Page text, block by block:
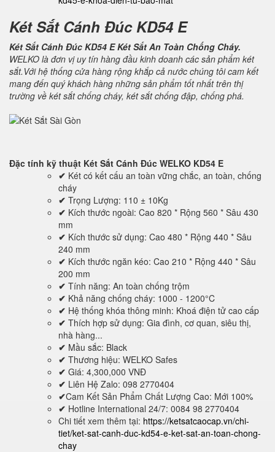
Két Sắt Cánh Đúc KD54 E
Két Sắt Cánh Đúc KD54 E Két Sắt An Toàn Chống Cháy.
WELKO là đơn vị uy tín hàng đầu kinh doanh các sản phẩm két
sắt.Với hệ thống cửa hàng rộng khắp cả nước chúng tôi cam kết
mang đến quý khách hàng những sản phẩm tốt nhất trên thị
trường về két sắt chống cháy, két sắt chống đập, chống phá.
Đặc tính kỹ thuật Két Sắt Cánh Đúc WELKO KD54 E
✔ Két có kết cấu an toàn vững chắc, an toàn, chống
cháy
✔ Trọng Lượng: 110 ± 10Kg
✔ Kích thước ngoài: Cao 820 * Rộng 560 * Sâu 430
mm
✔ Kích thước sử dụng: Cao 480 * Rộng 440 * Sâu
240 mm
✔ Kích thước ngăn kéo: Cao 210 * Rộng 440 * Sâu
200 mm
✔ Tính năng: An toàn chống trộm
✔ Khả năng chống cháy: 1000 - 1200°C
✔ Hệ thống khóa thông minh: Khoá điện tử cao cấp
✔ Thích hợp sử dụng: Gia đình, cơ quan, siêu thị,
nhà hàng...
✔ Mầu sắc: Black
✔ Thương hiệu: WELKO Safes
✔ Giá: 4,300,000 VNĐ
✔ Liên Hệ Zalo: 098 2770404
✔Cam Kết Sản Phẩm Chất Lượng Cao: Mới 100%
✔ Hotline International 24/7: 0084 98 2770404
Chi tiết xem thêm tại: https://ketsatcaocap.vn/chi-
tiet/ket-sat-canh-duc-kd54-e-ket-sat-an-toan-chong-
chay